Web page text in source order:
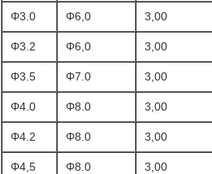
Φ3.0 Φ6,0 3,00
Φ3.2 Φ6,0 3,00
Φ3.5 Φ7.0 3,00
Φ4.0 Φ8.0 3,00
Φ4.2 Φ8.0 3,00
Φ4,5 Φ8.0 3,00